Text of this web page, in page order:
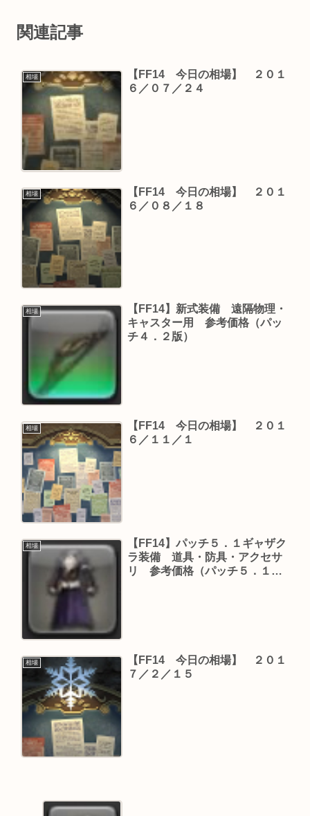
関連記事
相場
【FF14 今日の相場】 ２０１
６／０７／２４
相場
【FF14 今日の相場】 ２０１
６／０８／１８
相場
【FF14】新式装備 遠隔物理・
キャスター用 参考価格（パッ
チ４．２版）
相場
【FF14 今日の相場】 ２０１
６／１１／１
相場
【FF14】パッチ５．１ギャザク
ラ装備 道具・防具・アクセサ
リ 参考価格（パッチ５．１
相場
【FF14 今日の相場】 ２０１
７／２／１５